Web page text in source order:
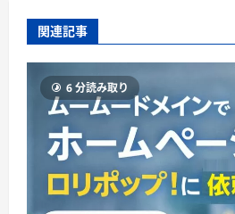
関連記事
6 分読み取り